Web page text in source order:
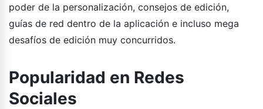
poder de la personalización, consejos de edición,
guías de red dentro de la aplicación e incluso mega
desafíos de edición muy concurridos.
Popularidad en Redes
Sociales